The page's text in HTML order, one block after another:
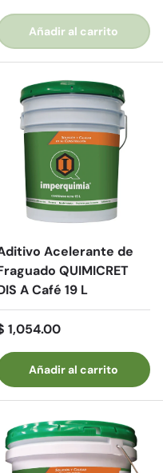
Añadir al carrito
Acelerante de
QUIMICRET
A Café 19 L
normal
1,054.00
Añadir al carrito